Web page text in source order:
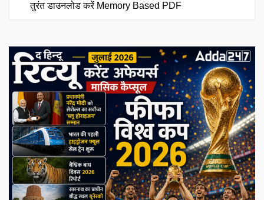
तुरंत डाउनलोड करें Memory Based PDF